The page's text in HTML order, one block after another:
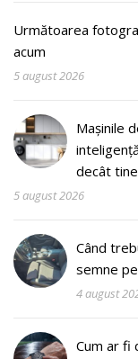
Următoarea
acum
5 august 2026
Mașinile
decât tine
5 august 2026
Când
semne
4 august
Cum ar fi